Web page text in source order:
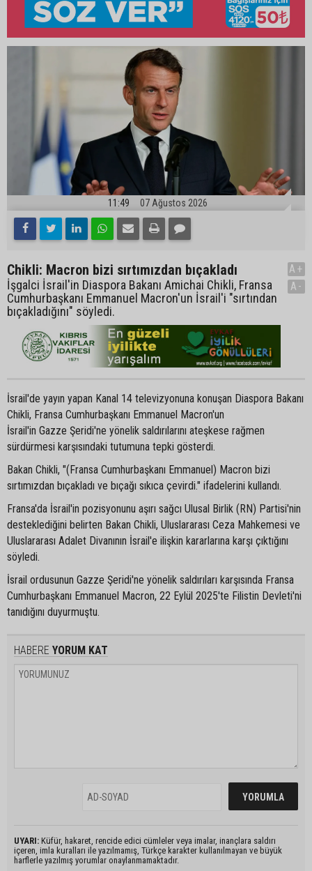
11:49 07 Ağustos 2026
Chikli: Macron bizi sırtımızdan bıçakladı
İşgalci İsrail'in Diaspora Bakanı Amichai Chikli, Fransa
Cumhurbaşkanı Emmanuel Macron'un İsrail'i "sırtından
bıçakladığını" söyledi.
A+
A-
İsrail'de yayın yapan Kanal 14 televizyonuna konuşan Diaspora Bakanı
Chikli, Fransa Cumhurbaşkanı Emmanuel Macron'un
İsrail'in Gazze Şeridi'ne yönelik saldırılarını ateşkese rağmen
sürdürmesi karşısındaki tutumuna tepki gösterdi.
Bakan Chikli, "(Fransa Cumhurbaşkanı Emmanuel) Macron bizi
sırtımızdan bıçakladı ve bıçağı sıkıca çevirdi." ifadelerini kullandı.
Fransa'da İsrail'in pozisyonunu aşırı sağcı Ulusal Birlik (RN) Partisi'nin
desteklediğini belirten Bakan Chikli, Uluslararası Ceza Mahkemesi ve
Uluslararası Adalet Divanının İsrail'e ilişkin kararlarına karşı çıktığını
söyledi.
İsrail ordusunun Gazze Şeridi'ne yönelik saldırıları karşısında Fransa
Cumhurbaşkanı Emmanuel Macron, 22 Eylül 2025'te Filistin Devleti'ni
tanıdığını duyurmuştu.
HABERE YORUM KAT
UYARI: Küfür, hakaret, rencide edici cümleler veya imalar, inançlara saldırı
içeren, imla kuralları ile yazılmamış, Türkçe karakter kullanılmayan ve büyük
harflerle yazılmış yorumlar onaylanmamaktadır.